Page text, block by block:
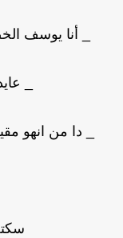
_ أنا يوسف
_
_ دا من انهو
سكتت